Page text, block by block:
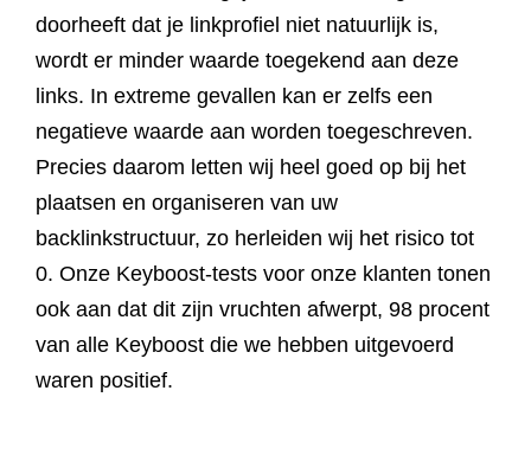
doorheeft dat je linkprofiel niet natuurlijk is,
wordt er minder waarde toegekend aan deze
links. In extreme gevallen kan er zelfs een
negatieve waarde aan worden toegeschreven.
Precies daarom letten wij heel goed op bij het
plaatsen en organiseren van uw
backlinkstructuur, zo herleiden wij het risico tot
0. Onze Keyboost-tests voor onze klanten tonen
ook aan dat dit zijn vruchten afwerpt, 98 procent
van alle Keyboost die we hebben uitgevoerd
waren positief.